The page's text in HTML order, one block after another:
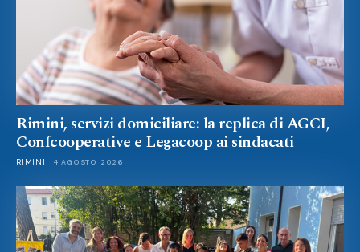
Rimini, servizi domiciliare: la replica di AGCI,
Confcooperative e Legacoop ai sindacati
RIMINI 4 AGOSTO 2026